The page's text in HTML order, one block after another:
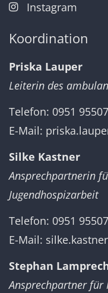
Instagram
Koordination
Priska Lauper
Leiterin des
Telefon: 0951
E-Mail:
Silke Kastner
Ansprechpartnerin
Jugendhospizarbeit
Telefon: 0951
E-Mail:
Stephan
Ansprechpartner für